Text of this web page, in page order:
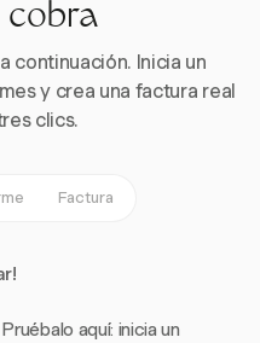
cobra
continuación. Inicia un
y crea una factura real
clics.
Factura
aquí: inicia un